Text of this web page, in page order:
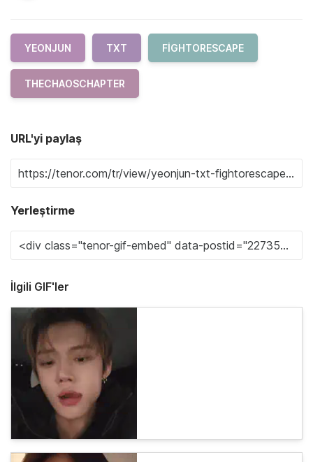
YEONJUN TXT FIGHTORESCAPE
THECHAOSCHAPTER
URL'yi paylaş
Yerleştirme
İlgili GIF'ler